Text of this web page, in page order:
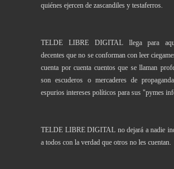
quiénes ejercen de zascandiles y testaferros.
TELDE LIBRE DIGITAL llega para
decentes que no se conforman con leer
cuenta por cuenta cuentos que se llaman
son escuderos o mercaderes de
espurios intereses políticos para sus "pymes
TELDE LIBRE DIGITAL no dejará a nadie
a todos con la verdad que otros no les cuentan.